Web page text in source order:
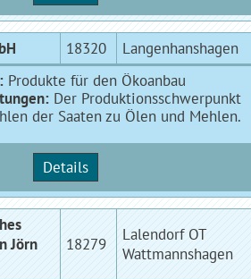
18320
Langenhanshagen
Produkte für den Ökoanbau
Der Produktionsschwerpunkt
der Saaten zu Ölen und Mehlen.
Details
Jörn
18279
Lalendorf OT
Wattmannshagen